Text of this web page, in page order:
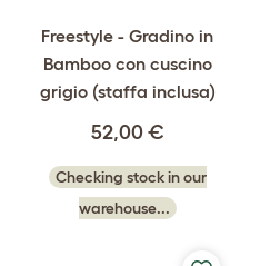
Freestyle - Gradino in
Bamboo con cuscino
grigio (staffa inclusa)
52,00 €
Checking stock in our
warehouse...